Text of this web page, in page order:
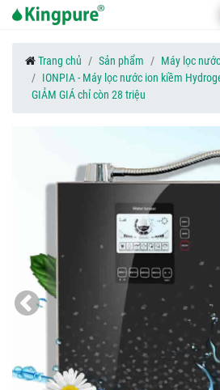
Trang chủ Sản phẩm
Máy lọc
IONPIA - Máy lọc nước ion kiềm
GIẢM GIÁ chỉ còn 28 triệu